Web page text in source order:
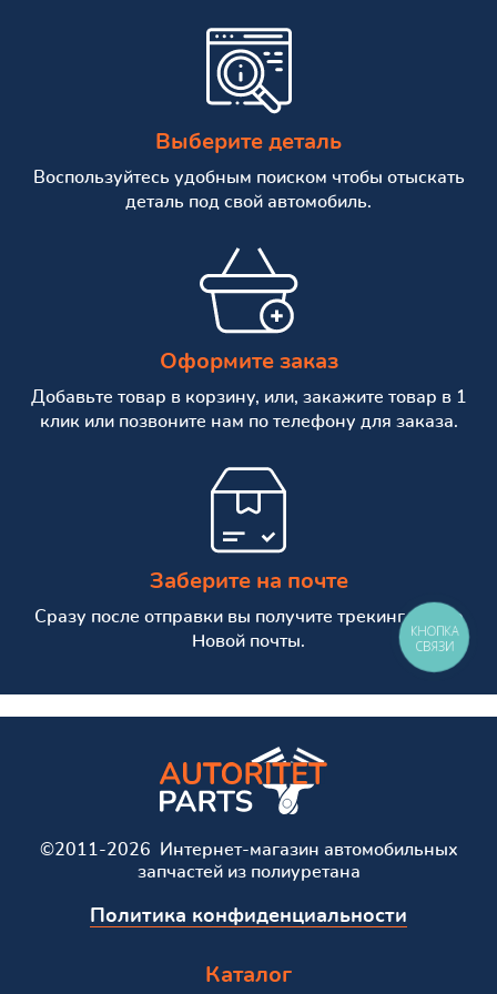
Выберите деталь
Воспользуйтесь удобным поиском чтобы отыскать
деталь под свой автомобиль.
Оформите заказ
Добавьте товар в корзину, или, закажите товар в 1
клик или позвоните нам по телефону для заказа.
Заберите на почте
Сразу после отправки вы получите трекинг номер
Новой почты.
©2011-2026 Интернет-магазин автомобильных
запчастей из полиуретана
Политика конфиденциальности
Каталог
КНОПКА
СВЯЗИ